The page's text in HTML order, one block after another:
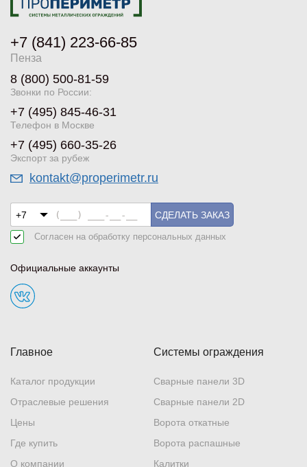
Главное
Каталог продукции
Отраслевые решения
Цены
Где купить
О компании
Системы ограждения
Сварные панели 3D
Сварные панели 2D
Ворота откатные
Ворота распашные
Калитки
+7 (841) 223-66-85
Пенза
8 (800) 500-81-59
Звонки по России:
+7 (495) 845-46-31
Телефон в Москве
+7 (495) 660-35-26
Экспорт за рубеж
kontakt@properimetr.ru
СДЕЛАТЬ ЗАКАЗ
Согласен на обработку персональных данных
Официальные аккаунты